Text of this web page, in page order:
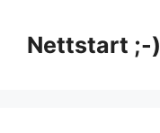
innholdNettstart ;-)